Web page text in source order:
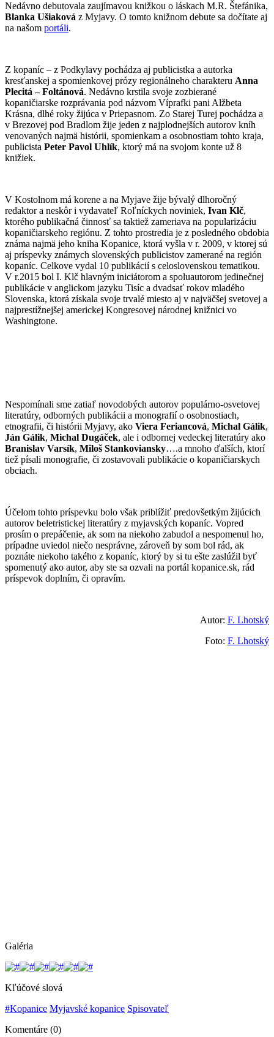
Nedávno debutovala zaujímavou knižkou o láskach M.R. Štefánika,
Blanka Ušiaková z Myjavy. O tomto knižnom debute sa dočítate aj
na našom portáli.
Z kopaníc – z Podkylavy pochádza aj publicistka a autorka
kresťanskej a spomienkovej prózy regionálneho charakteru Anna
Plecitá – Foltánová. Nedávno krstila svoje zozbierané
kopaničiarske rozprávania pod názvom Víprafki pani Alžbeta
Krásna, dlhé roky žijúca v Priepasnom. Zo Starej Turej pochádza a
v Brezovej pod Bradlom žije jeden z najplodnejších autorov kníh
venovaných najmä histórii, spomienkam a osobnostiam tohto kraja,
publicista Peter Pavol Uhlík, ktorý má na svojom konte už 8
knižiek.
V Kostolnom má korene a na Myjave žije bývalý dlhoročný
redaktor a neskôr i vydavateľ Roľníckych noviniek, Ivan Klč,
ktorého publikačná činnosť sa taktiež zameriava na popularizáciu
kopaničiarskeho regiónu. Z tohto prostredia je z posledného obdobia
známa najmä jeho kniha Kopanice, ktorá vyšla v r. 2009, v ktorej sú
aj príspevky známych slovenských publicistov zamerané na región
kopaníc. Celkove vydal 10 publikácií s celoslovenskou tematikou.
V r.2015 bol I. Klč hlavným iniciátorom a spoluautorom jedinečnej
publikácie v anglickom jazyku Tisíc a dvadsať rokov mladého
Slovenska, ktorá získala svoje trvalé miesto aj v najväčšej svetovej a
najprestížnejšej americkej Kongresovej národnej knižnici vo
Washingtone.
Nespomínali sme zatiaľ novodobých autorov populárno-osvetovej
literatúry, odborných publikácii a monografií o osobnostiach,
etnografii, či histórii Myjavy, ako Viera Feriancová, Michal Gálik,
Ján Gálik, Michal Dugáček, ale i odbornej vedeckej literatúry ako
Branislav Varsík, Miloš Stankoviansky….a mnoho ďalších, ktorí
tiež písali monografie, či zostavovali publikácie o kopaničiarskych
obciach.
Účelom tohto príspevku bolo však priblížiť predovšetkým žijúcich
autorov beletristickej literatúry z myjavských kopaníc. Vopred
prosím o prepáčenie, ak som na niekoho zabudol a nespomenul ho,
prípadne uviedol niečo nesprávne, zároveň by som bol rád, ak
poznáte niekoho takého z kopaníc, ktorý by si tu ešte zaslúžil byť
spomenutý ako autor, aby ste sa ozvali na portál kopanice.sk, rád
príspevok doplním, či opravím.
Autor: F. Lhotský
Foto: F. Lhotský
Galéria
Kľúčové slová
#Kopanice Myjavské kopanice Spisovateľ
Komentáre (0)